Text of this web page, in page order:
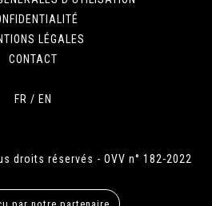
LÉGALES
CONTACT
FR / EN
droits réservés - OVV n° 182-2022